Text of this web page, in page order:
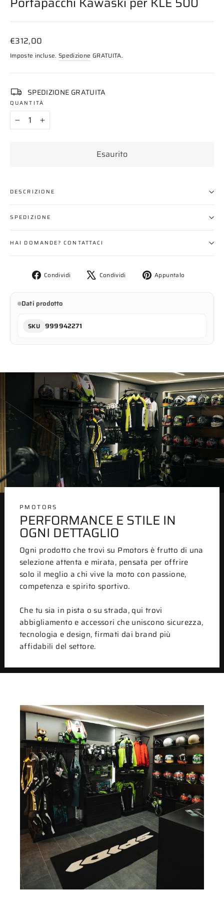
Prezzo
di
listino
€312,00
Imposte incluse. Spedizione GRATUITA.
SPEDIZIONE GRATUITA
QUANTITÀ
+
Esaurito
DESCRIZIONE
SPEDIZIONE
HAI DOMANDE? CONTATTACI
Condividi
Condividi
Facebook
Condividi
Twitta
X
Appuntalo
pin
Dati prodotto
SKU 999942271
PMOTORS
PERFORMANCE E STILE IN
OGNI DETTAGLIO
Ogni prodotto che trovi su Pmotors è frutto di una
selezione attenta e mirata, pensata per offrire
solo il meglio a chi vive la moto con passione,
competenza e spirito sportivo.
Che tu sia in pista o su strada, qui trovi
abbigliamento e accessori che uniscono sicurezza,
tecnologia e design, firmati dai brand più
affidabili del settore.